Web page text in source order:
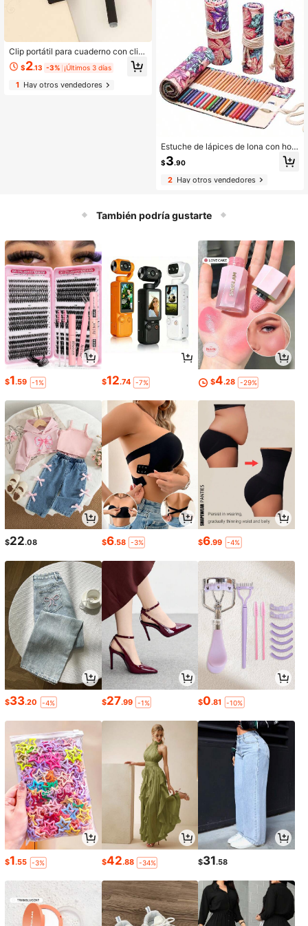
Clip portátil para cuaderno con clip
de bolígrafo de resorte, clip de acce
sorios de bolígrafo de aleación de zi
nc electrodepositado para oficina
$2.13 -3% ¡Últimos 3 días
1Hay otros vendedores
Pencil, lápiz óptico
Estuche de lápices de lona con hoja
s de arce de colores, bolsa enrollabl
e para lápices de colores, bocetos,
papelería con capacidad de 12/24/
36/48 agujeros
$3.90
2Hay otros vendedores
También podría gustarte
$1.59 -1% $12.74 -7% $4.28 -29%
$22.08 $6.58 -3% $6.99 -4%
$33.20 -4% $27.99 -1% $0.81 -10%
$1.55 -3% $42.88 -34% $31.58